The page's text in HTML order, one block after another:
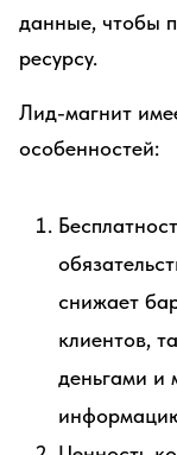
данные, чтобы
ресурсу.
Лид-магнит
особенностей:
снижает
клиентов,
деньгами и